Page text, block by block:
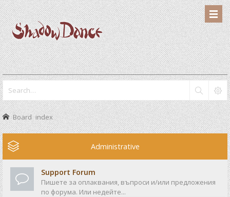
Board index
Administrative
Support Forum
Пишете за оплаквания, въпроси и/или предложения
по форума. Или недейте...